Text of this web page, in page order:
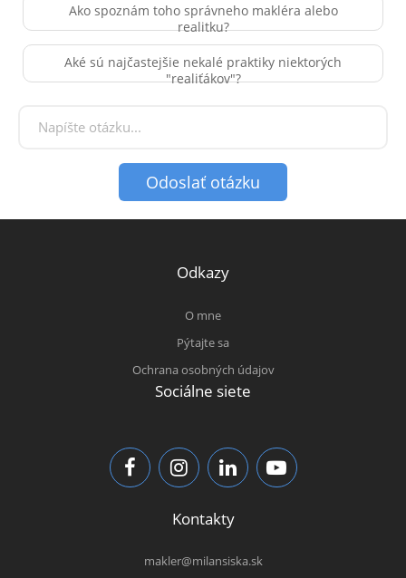
Ako spoznám toho správneho makléra alebo
realitku?
Aké sú najčastejšie nekalé praktiky niektorých
"realiťákov"?
Odoslať otázku
Odkazy
O mne
Pýtajte sa
Ochrana osobných údajov
Sociálne siete
Kontakty
makler@milansiska.sk